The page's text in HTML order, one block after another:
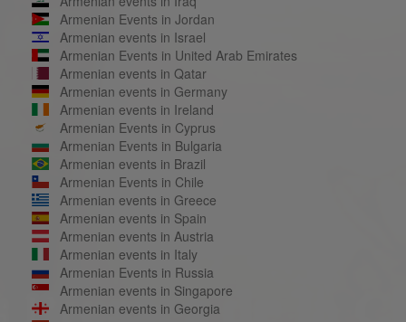
Armenian Events in Jordan
Armenian events in Israel
Armenian Events in United Arab Emirates
Armenian events in Qatar
Armenian events in Germany
Armenian events in Ireland
Armenian Events in Cyprus
Armenian Events in Bulgaria
Armenian events in Brazil
Armenian Events in Chile
Armenian events in Greece
Armenian events in Spain
Armenian events in Austria
Armenian events in Italy
Armenian Events in Russia
Armenian events in Singapore
Armenian events in Georgia